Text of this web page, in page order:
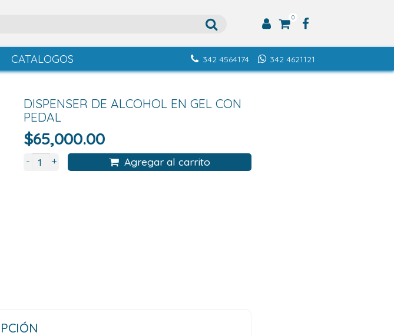
0
CATALOGOS 342 4621121
342 4564174
DISPENSER DE ALCOHOL EN GEL CON
PEDAL
$65,000.00
- + Agregar al carrito